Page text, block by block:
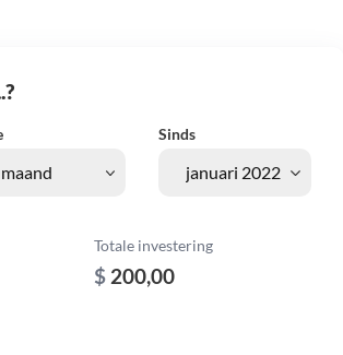
Sinds
Totale investering
$ 200,00